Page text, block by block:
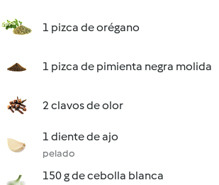
1 pizca de orégano
1 pizca de pimienta negra molida
2 clavos de olor
1 diente de ajo
pelado
150 g de cebolla blanca